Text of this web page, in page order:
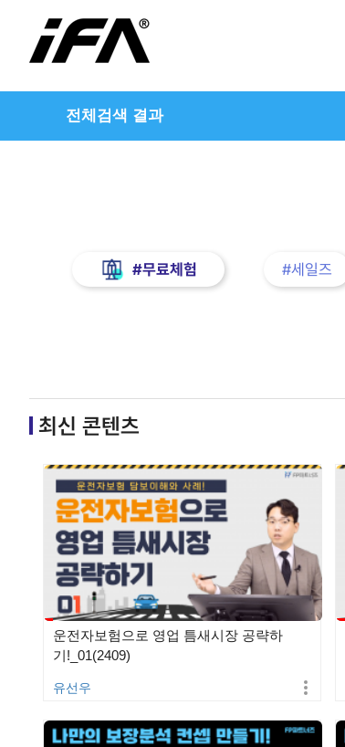
전체검색 결과
#무료체험 #세일즈
최신 콘텐츠
운전자보험으로 영업 틈새시장 공략하
기!_01(2409)
유선우